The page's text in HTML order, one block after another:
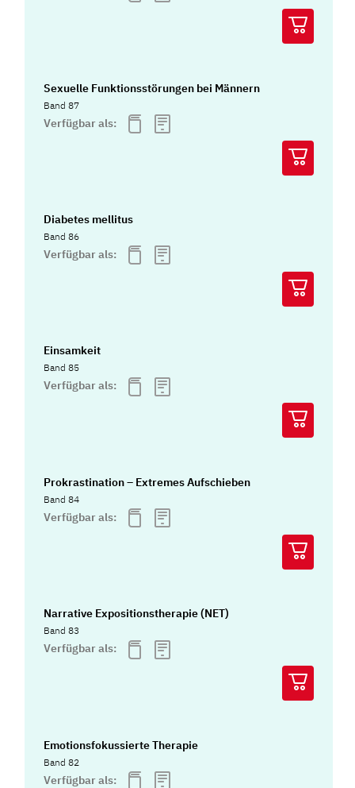
Sexuelle Funktionsstörungen bei Männern
Band 87
Verfügbar als:
Diabetes mellitus
Band 86
Verfügbar als:
Einsamkeit
Band 85
Verfügbar als:
Prokrastination – Extremes Aufschieben
Band 84
Verfügbar als:
Narrative Expositionstherapie (NET)
Band 83
Verfügbar als:
Emotionsfokussierte Therapie
Band 82
Verfügbar als: